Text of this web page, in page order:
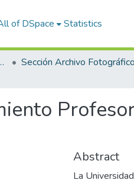
of DSpace Statistics
Sección Archivo Fotográfico
Abstract
La